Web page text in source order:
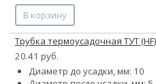
В корзину
Трубка термоусадочная ТУТ
20.41 руб.
Диаметр до усадки, мм: 10